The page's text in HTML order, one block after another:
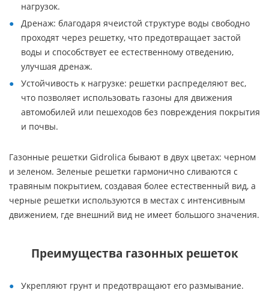
нагрузок.
Дренаж: благодаря ячеистой структуре воды свободно
проходят через решетку, что предотвращает застой
воды и способствует ее естественному отведению,
улучшая дренаж.
Устойчивость к нагрузке: решетки распределяют вес,
что позволяет использовать газоны для движения
автомобилей или пешеходов без повреждения покрытия
и почвы.
Газонные решетки Gidrolica бывают в двух цветах: черном
и зеленом. Зеленые решетки гармонично сливаются с
травяным покрытием, создавая более естественный вид, а
черные решетки используются в местах с интенсивным
движением, где внешний вид не имеет большого значения.
Преимущества газонных решеток
Укрепляют грунт и предотвращают его размывание.